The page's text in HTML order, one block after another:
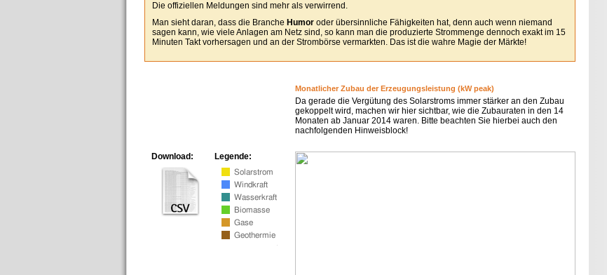
Die offiziellen Meldungen sind mehr als verwirrend.
Man sieht daran, dass die Branche Humor oder übersinnliche Fähigkeiten hat, denn auch wenn niemand
sagen kann, wie viele Anlagen am Netz sind, so kann man die produzierte Strommenge dennoch exakt im 15
Minuten Takt vorhersagen und an der Strombörse vermarkten. Das ist die wahre Magie der Märkte!
Monatlicher Zubau der Erzeugungsleistung (kW peak)
Da gerade die Vergütung des Solarstroms immer stärker an den Zubau
gekoppelt wird, machen wir hier sichtbar, wie die Zubauraten in den 14
Monaten ab Januar 2014 waren. Bitte beachten Sie hierbei auch den
nachfolgenden Hinweisblock!
Legende:
Download: